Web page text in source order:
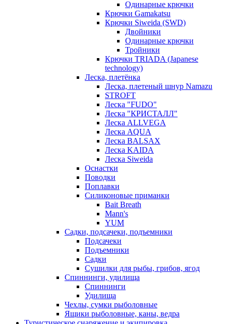
Одинарные крючки
Крючки Gamakatsu
Крючки Siweida (SWD)
Двойники
Одинарные крючки
Тройники
Крючки TRIADA (Japanese
technology)
Леска, плетёнка
Леска, плетеный шнур Namazu
STROFT
Леска "FUDO"
Леска "КРИСТАЛЛ"
Леска ALLVEGA
Леска AQUA
Леска BALSAX
Леска KAIDA
Леска Siweida
Оснастки
Поводки
Поплавки
Силиконовые приманки
Bait Breath
Mann's
YUM
Садки, подсачеки, подъемники
Подсачеки
Подъемники
Садки
Сушилки для рыбы, грибов, ягод
Спиннинги, удилища
Спиннинги
Удилища
Чехлы, сумки рыболовные
Ящики рыболовные, каны, ведра